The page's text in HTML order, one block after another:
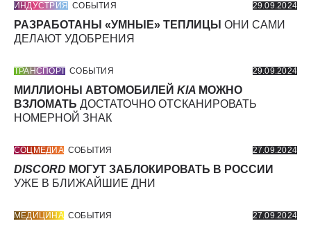
ИНДУСТРИЯ СОБЫТИЯ 29.09.2024
РАЗРАБОТАНЫ «УМНЫЕ» ТЕПЛИЦЫ ОНИ САМИ
ДЕЛАЮТ УДОБРЕНИЯ
ТРАНСПОРТ СОБЫТИЯ 29.09.2024
МИЛЛИОНЫ АВТОМОБИЛЕЙ KIA МОЖНО
ВЗЛОМАТЬ ДОСТАТОЧНО ОТСКАНИРОВАТЬ
НОМЕРНОЙ ЗНАК
СОЦМЕДИА СОБЫТИЯ 27.09.2024
DISCORD МОГУТ ЗАБЛОКИРОВАТЬ В РОССИИ
УЖЕ В БЛИЖАЙШИЕ ДНИ
МЕДИЦИНА СОБЫТИЯ 27.09.2024